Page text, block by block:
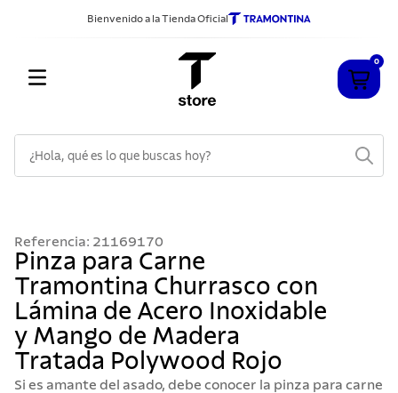
Bienvenido a la Tienda Oficial
0
Referencia: 21169170
Pinza para Carne
Tramontina Churrasco con
Lámina de Acero Inoxidable
y Mango de Madera
Tratada Polywood Rojo
Si es amante del asado, debe conocer la pinza para carne
2.
sarten
3.
cubiertos
4.
ollas
5
acero inoxidable
6.
grano